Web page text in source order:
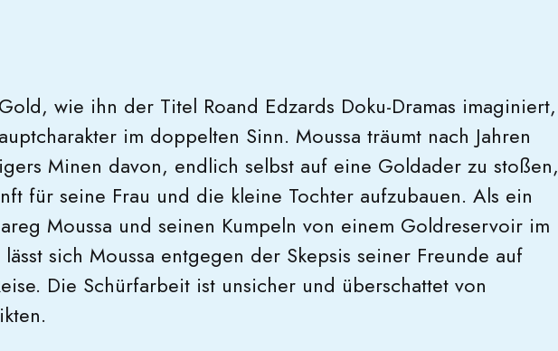
wie ihn der Titel Roand Edzards Doku-Dramas imaginiert,
im doppelten Sinn. Moussa träumt nach Jahren
Minen davon, endlich selbst auf eine Goldader zu stoßen,
für seine Frau und die kleine Tochter aufzubauen. Als ein
Moussa und seinen Kumpeln von einem Goldreservoir im
sich Moussa entgegen der Skepsis seiner Freunde auf
Die Schürfarbeit ist unsicher und überschattet von